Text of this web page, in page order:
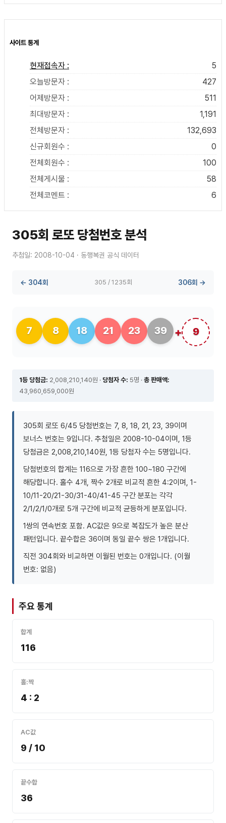
사이트 통계
현재접속자 :
5
오늘방문자 :
427
어제방문자 :
511
최대방문자 :
1,191
전체방문자 :
132,693
신규회원수 :
0
전체회원수 :
100
전체게시물 :
58
전체코멘트 :
6
305회 로또 당첨번호 분석
추첨일: 2008-10-04 · 동행복권 공식 데이터
← 304회 305 / 1235회 306회 →
7 8 18 21 23 39 9
1등 당첨금: 2,008,210,140원 · 당첨자 수: 5명 · 총 판매액:
43,960,659,000원
305회 로또 6/45 당첨번호는 7, 8, 18, 21, 23, 39이며
보너스 번호는 9입니다. 추첨일은 2008-10-04이며, 1등
당첨금은 2,008,210,140원, 1등 당첨자 수는 5명입니다.
당첨번호의 합계는 116으로 가장 흔한 100~180 구간에
해당합니다. 홀수 4개, 짝수 2개로 비교적 흔한 4:2이며, 1-
10/11-20/21-30/31-40/41-45 구간 분포는 각각
2/1/2/1/0개로 5개 구간에 비교적 균등하게 분포입니다.
1쌍의 연속번호 포함. AC값은 9으로 복잡도가 높은 분산
패턴입니다. 끝수합은 36이며 동일 끝수 쌍은 1개입니다.
직전 304회와 비교하면 이월된 번호는 0개입니다. (이월
번호: 없음)
주요 통계
합계
116
홀:짝
4 : 2
AC값
9 / 10
끝수합
36